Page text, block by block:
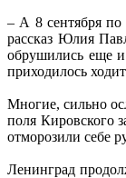
– А 8 сентября
рассказ Юлия
обрушились еще
приходилось
Многие, сильно
поля Кировского
отморозили себе
Ленинград